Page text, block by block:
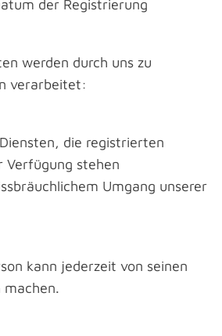
der Registrierung
werden durch uns zu
verarbeitet:
die registrierten
Verfügung stehen
Umgang unserer
kann jederzeit von seinen
machen.